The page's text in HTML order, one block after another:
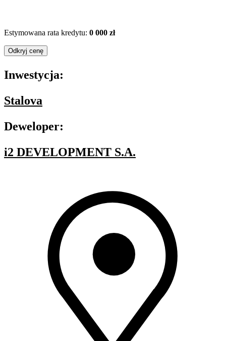
Estymowana rata kredytu: 0 000 zł
Odkryj cenę
Inwestycja:
Stalova
Deweloper:
i2 DEVELOPMENT S.A.